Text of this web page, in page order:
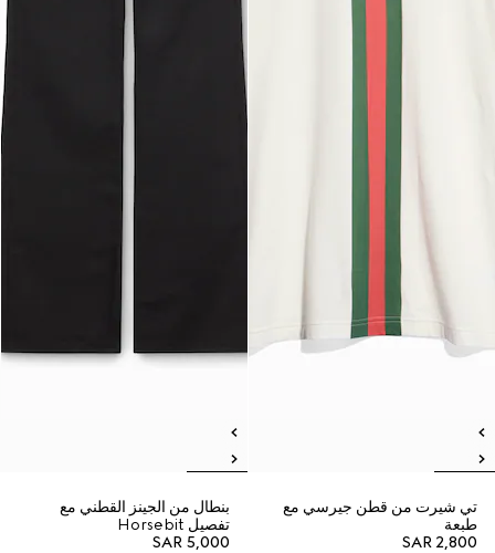
تي شيرت من قطن جيرسي مع
طبعة
SAR 2,800
بنطال من الجينز القطني مع
تفصيل Horsebit
SAR 5,000